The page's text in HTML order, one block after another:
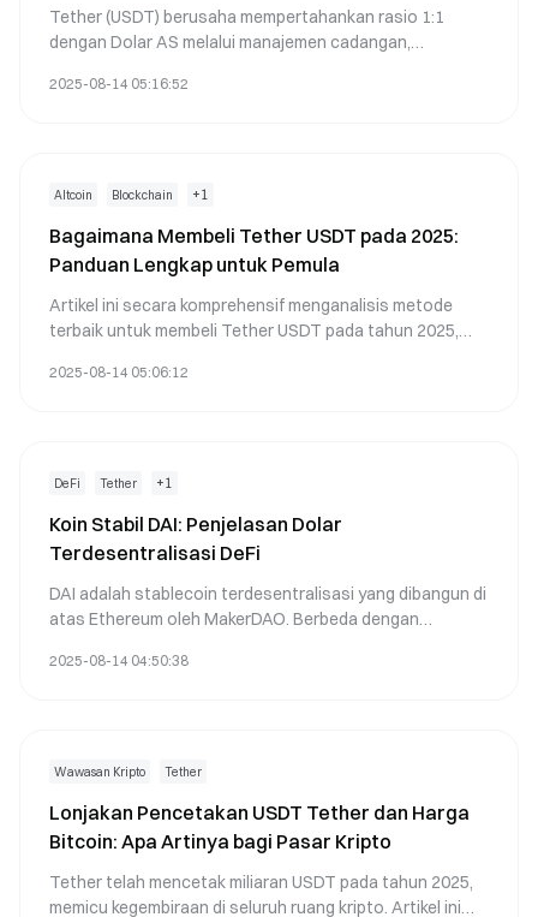
Tether (USDT) berusaha mempertahankan rasio 1:1
dengan Dolar AS melalui manajemen cadangan,
penjelasan rinci tentang bagaimana tujuan ini dicapai:
2025-08-14 05:16:52
Altcoin Blockchain +1
Bagaimana Membeli Tether USDT pada 2025:
Panduan Lengkap untuk Pemula
Artikel ini secara komprehensif menganalisis metode
terbaik untuk membeli Tether USDT pada tahun 2025,
membandingkan platform perdagangan utama,
stablecoin lainnya, membantu pembaca membuat pilihan
Melalui panduan ini, pembaca akan menguasai
keterampilan untuk membeli USDT secara aman dan
efisien, mengurangi risiko investasi.
2025-08-14 05:06:12
DeFi Tether +1
Koin Stabil DAI: Penjelasan Dolar
Terdesentralisasi DeFi
DAI adalah stablecoin terdesentralisasi yang dibangun di
atas Ethereum oleh MakerDAO. Berbeda dengan
ikatan dolarnya melalui aset kripto yang terjamin lebih
penting untuk masa depan keuangan terdesentralisasi.
2025-08-14 04:50:38
Wawasan Kripto Tether
Lonjakan Pencetakan USDT Tether dan Harga
Bitcoin: Apa Artinya bagi Pasar Kripto
Tether telah mencetak miliaran USDT pada tahun 2025,
memicu kegembiraan di seluruh ruang kripto. Artikel ini